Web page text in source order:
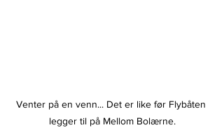
Venter på en venn... Det er like før Flybåten
legger til på Mellom Bolærne.